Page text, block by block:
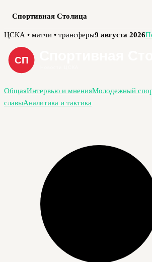
Спортивная Столица
Перейти
содержимому
ЦСКА • матчи • трансферы9 августа 2026
ОбщаяИнтервью и мненияМолодежный
славыАналитика и тактика